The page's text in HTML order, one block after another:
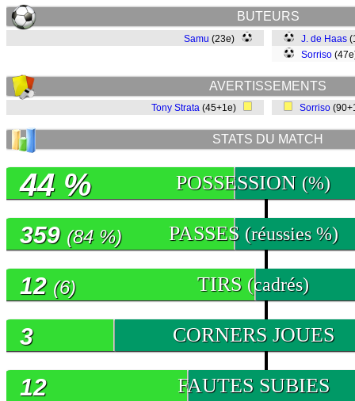
BUTEURS
Samu (23e) J. de Haas
Sorriso
AVERTISSEMENTS
Tony Strata (45+1e) Sorriso
STATS DU MATCH
POSSESSION (%)
44 %
PASSES (réussies %)
359 (84 %)
TIRS (cadrés)
12 (6)
CORNERS JOUES
3
FAUTES SUBIES
12